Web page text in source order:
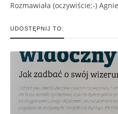
Rozmawiała (oczywiście;-)
UDOSTĘPNIJ TO: